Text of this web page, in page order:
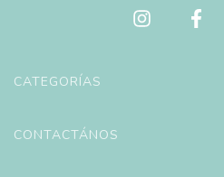
CATEGORÍAS
CONTACTÁNOS